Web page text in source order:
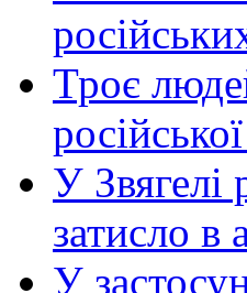
Троє
У Звягелі
затисло в
У